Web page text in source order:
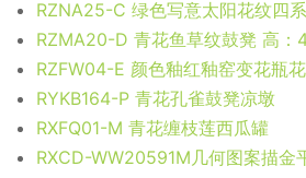
RZNA25-C 绿色写意太阳花纹四
RZFW04-E 颜色釉红釉窑变花瓶
RYKB164-P 青花孔雀鼓凳凉墩
RXFQ01-M 青花缠枝莲西瓜罐